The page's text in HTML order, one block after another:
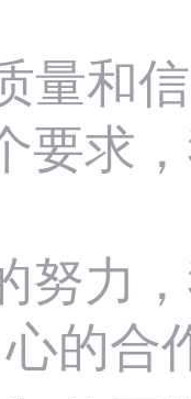
量和
要求
努力
心的合